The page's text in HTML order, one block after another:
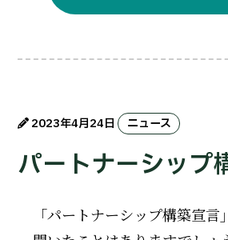
2023年4月24日 ニュース
パートナーシップ
「パートナーシップ構築宣